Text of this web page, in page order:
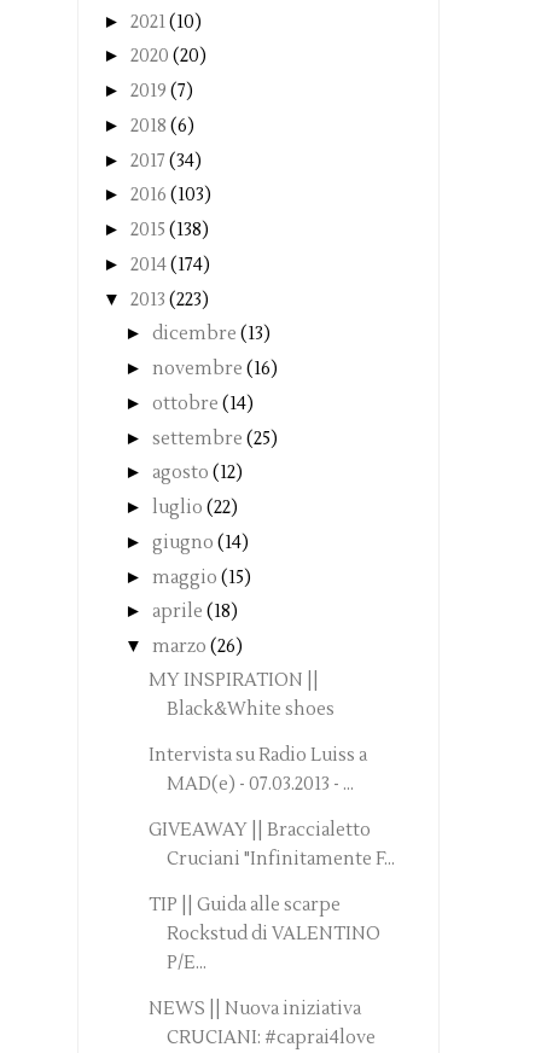
► 2021(10)
► 2020 (20)
► 2019 (7)
► 2018 (6)
► 2017 (34)
► 2016 (103)
► 2015 (138)
► 2014(174)
▼ 2013 (223)
► dicembre (13)
► novembre (16)
► ottobre (14)
► settembre (25)
► agosto (12)
► luglio (22)
► giugno (14)
► maggio (15)
► aprile (18)
▼ marzo (26)
MY INSPIRATION ||
Black&White shoes
Intervista su Radio Luiss a
MAD(e) - 07.03.2013 - ...
GIVEAWAY || Braccialetto
Cruciani "Infinitamente F...
TIP || Guida alle scarpe
Rockstud di VALENTINO
P/E...
NEWS || Nuova iniziativa
CRUCIANI: #caprai4love